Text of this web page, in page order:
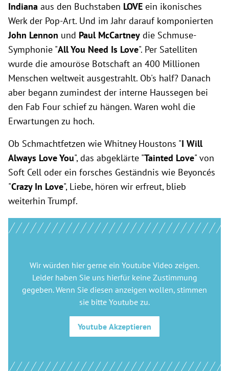
Indiana aus den Buchstaben LOVE ein ikonisches
Werk der Pop-Art. Und im Jahr darauf komponierten
John Lennon und Paul McCartney die Schmuse-
Symphonie "All You Need Is Love". Per Satelliten
wurde die amouröse Botschaft an 400 Millionen
Menschen weltweit ausgestrahlt. Ob's half? Danach
aber begann zumindest der interne Haussegen bei
den Fab Four schief zu hängen. Waren wohl die
Erwartungen zu hoch.
Ob Schmachtfetzen wie Whitney Houstons "I Will
Always Love You", das abgeklärte "Tainted Love" von
Soft Cell oder ein forsches Geständnis wie Beyoncés
"Crazy In Love", Liebe, hören wir erfreut, blieb
weiterhin Trumpf.
Wir würden hier gerne ein Youtube Video zeigen.
Leider haben Sie uns hierfür keine Zustimmung
gegeben. Wenn Sie diesen anzeigen wollen, stimmen
sie bitte Youtube zu.
Youtube Akzeptieren